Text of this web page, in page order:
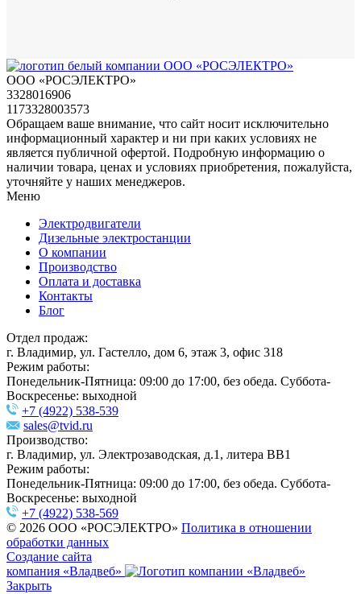
ООО «РОСЭЛЕКТРО»
3328016906
1173328003573
Обращаем ваше внимание, что сайт носит исключительно
информационный характер и ни при каких условиях не
является публичной офертой. Подробную информацию о
наличии товара, ценах и условиях приобретения, пожалуйста,
уточняйте у наших менеджеров.
Меню
Электродвигатели
Дизельные электростанции
О компании
Производство
Оплата и доставка
Контакты
Блог
Отдел продаж:
г. Владимир, ул. Гастелло, дом 6, этаж 3, офис 318
Режим работы:
Понедельник-Пятница: 09:00 до 17:00, без обеда. Суббота-
Воскресенье: выходной
+7 (4922) 538-539
sales@tvid.ru
Производство:
г. Владимир, ул. Электрозаводская, д.1, литера ВВ1
Режим работы:
Понедельник-Пятница: 09:00 до 17:00, без обеда. Суббота-
Воскресенье: выходной
+7 (4922) 538-569
© 2026 ООО «РОСЭЛЕКТРО» Политика в отношении
обработки данных
Создание сайта
компания «Владвеб»
Закрыть